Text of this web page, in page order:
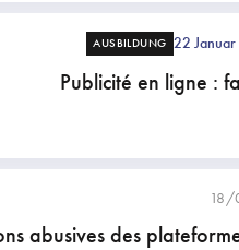
AUSBILDUNG 22
Publicité en ligne :
18/
abusives des